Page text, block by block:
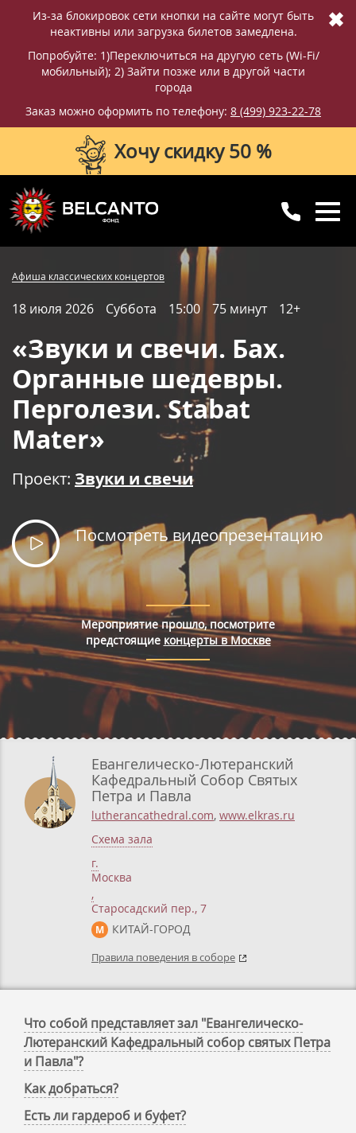
Из-за блокировок сети кнопки на сайте могут быть
неактивны или загрузка билетов замедлена.
Попробуйте: 1)Переключиться на другую сеть (Wi-Fi/
мобильный); 2) Зайти позже или в другой части
города
Заказ можно оформить по телефону: 8 (499) 923-22-78
✖
Хочу скидку 50 %
с 10:00 до 20:00
Фотографии
Вопросы и ответы Схема зала
Правила покупки билетов
Афиша классических концертов
18 июля 2026 Суббота 15:00 75 минут 12+
«Звуки и свечи. Бах.
Органные шедевры.
Перголези. Stabat
Mater»
Проект: Звуки и свечи
Посмотреть видеопрезентацию
Евангелическо-Лютеранский
Кафедральный Собор Святых
Петра и Павла
lutherancathedral.com, www.elkras.ru
Схема зала
г.
Москва
,
Старосадский пер., 7
М КИТАЙ-ГОРОД
Правила поведения в соборе
Мероприятие прошло, посмотрите
предстоящие концерты в Москве
Что собой представляет зал "Евангелическо-
Лютеранский Кафедральный собор святых Петра
и Павла"?
Как добраться?
Есть ли гардероб и буфет?